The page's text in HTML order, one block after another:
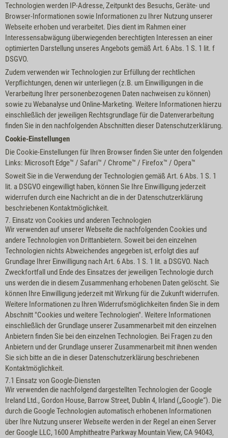
Technologien werden IP-Adresse, Zeitpunkt des Besuchs, Geräte- und
Browser-Informationen sowie Informationen zu Ihrer Nutzung unserer
Webseite erhoben und verarbeitet. Dies dient im Rahmen einer
Interessensabwägung überwiegenden berechtigten Interessen an einer
optimierten Darstellung unseres Angebots gemäß Art. 6 Abs. 1 S. 1 lit. f
DSGVO.
Zudem verwenden wir Technologien zur Erfüllung der rechtlichen
Verpflichtungen, denen wir unterliegen (z.B. um Einwilligungen in die
Verarbeitung Ihrer personenbezogenen Daten nachweisen zu können)
sowie zu Webanalyse und Online-Marketing. Weitere Informationen hierzu
einschließlich der jeweiligen Rechtsgrundlage für die Datenverarbeitung
finden Sie in den nachfolgenden Abschnitten dieser Datenschutzerklärung.
Cookie-Einstellungen
Die Cookie-Einstellungen für Ihren Browser finden Sie unter den folgenden
Links: Microsoft Edge™ / Safari™ / Chrome™ / Firefox™ / Opera™
Soweit Sie in die Verwendung der Technologien gemäß Art. 6 Abs. 1 S. 1
lit. a DSGVO eingewilligt haben, können Sie Ihre Einwilligung jederzeit
widerrufen durch eine Nachricht an die in der Datenschutzerklärung
beschriebenen Kontaktmöglichkeit.
7. Einsatz von Cookies und anderen Technologien
Wir verwenden auf unserer Webseite die nachfolgenden Cookies und
andere Technologien von Drittanbietern. Soweit bei den einzelnen
Technologien nichts Abweichendes angegeben ist, erfolgt dies auf
Grundlage Ihrer Einwilligung nach Art. 6 Abs. 1 S. 1 lit. a DSGVO. Nach
Zweckfortfall und Ende des Einsatzes der jeweiligen Technologie durch
uns werden die in diesem Zusammenhang erhobenen Daten gelöscht. Sie
können Ihre Einwilligung jederzeit mit Wirkung für die Zukunft widerrufen.
Weitere Informationen zu Ihren Widerrufsmöglichkeiten finden Sie in dem
Abschnitt "Cookies und weitere Technologien". Weitere Informationen
einschließlich der Grundlage unserer Zusammenarbeit mit den einzelnen
Anbietern finden Sie bei den einzelnen Technologien. Bei Fragen zu den
Anbietern und der Grundlage unserer Zusammenarbeit mit ihnen wenden
Sie sich bitte an die in dieser Datenschutzerklärung beschriebenen
Kontaktmöglichkeit.
7.1 Einsatz von Google-Diensten
Wir verwenden die nachfolgend dargestellten Technologien der Google
Ireland Ltd., Gordon House, Barrow Street, Dublin 4, Irland („Google“). Die
durch die Google Technologien automatisch erhobenen Informationen
über Ihre Nutzung unserer Webseite werden in der Regel an einen Server
der Google LLC, 1600 Amphitheatre Parkway Mountain View, CA 94043,